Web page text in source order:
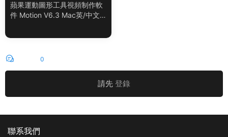
蘋果運動圖形工具視頻制作軟
件 Motion V6.3 Mac英/中文
0
請先 登錄
聯系我們